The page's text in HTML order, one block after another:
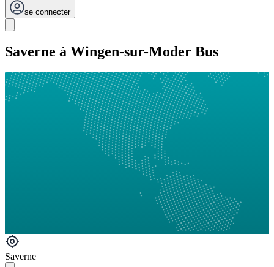
se connecter
Saverne à Wingen-sur-Moder Bus
Saverne